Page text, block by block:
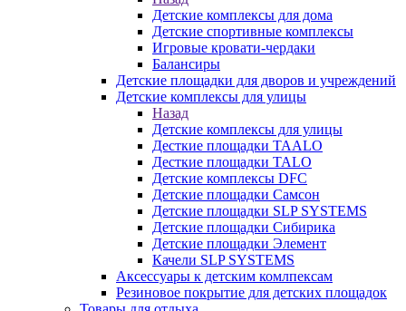
Детские комплексы для дома
Детские спортивные комплексы
Игровые кровати-чердаки
Балансиры
Детские площадки для дворов и учреждений
Детские комплексы для улицы
Назад
Детские комплексы для улицы
Десткие площадки TAALO
Десткие площадки TALO
Детские комплексы DFC
Детские площадки Самсон
Детские площадки SLP SYSTEMS
Детские площадки Сибирика
Детские площадки Элемент
Качели SLP SYSTEMS
Аксессуары к детским комлпексам
Резиновое покрытие для детских площадок